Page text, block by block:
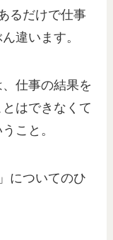
るだけで仕事
違います。
仕事の結果を
はできなくて
こと。
についてのひ